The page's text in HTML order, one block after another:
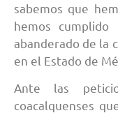
sabemos que
hemos
abanderado de la
en el Estado de
Ante las
coacalquenses